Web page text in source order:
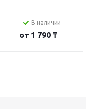
В наличии
от 1 790 ₸